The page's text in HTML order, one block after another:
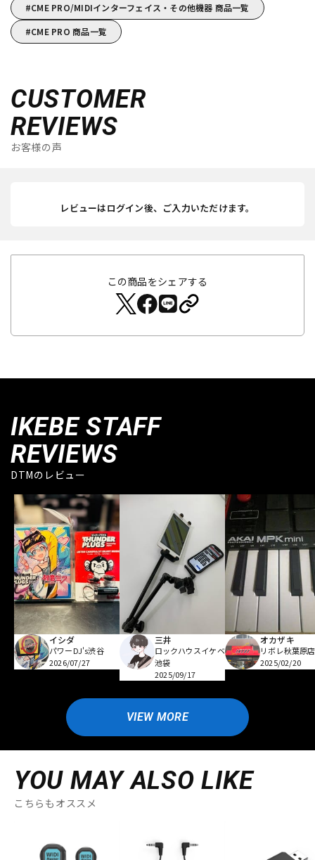
CME PRO/MIDIインターフェイス・その他機器 商品一覧
CME PRO 商品一覧
CUSTOMER
REVIEWS
お客様の声
レビューはログイン後、ご入力いただけます。
この商品をシェアする
IKEBE STAFF
REVIEWS
DTMのレビュー
イシダ
パワーDJ's渋谷
2026/07/27
三井
ロックハウスイケベ
池袋
2025/09/17
オカザキ
リボレ秋葉原店
2025/02/20
VIEW MORE
YOU MAY ALSO LIKE
こちらもオススメ